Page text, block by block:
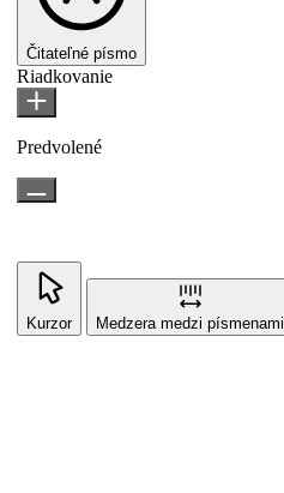
Čitateľné písmo
Riadkovanie
Predvolené
Kurzor Medzera medzi písmenami